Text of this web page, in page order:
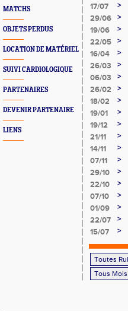
MATCHS
OBJETS PERDUS
LOCATION DE MATÉRIEL
SUIVI CARDIOLOGIQUE
PARTENAIRES
DEVENIR PARTENAIRE
LIENS
17/07 >
29/06
>
19/06
>
22/05
>
16/04
>
26/03
>
06/03
>
26/02
>
18/02 >
19/01 >
19/12
>
21/11
>
14/11
>
07/11
>
29/10
>
22/10
>
07/10 >
01/09
>
22/07
>
15/07 >